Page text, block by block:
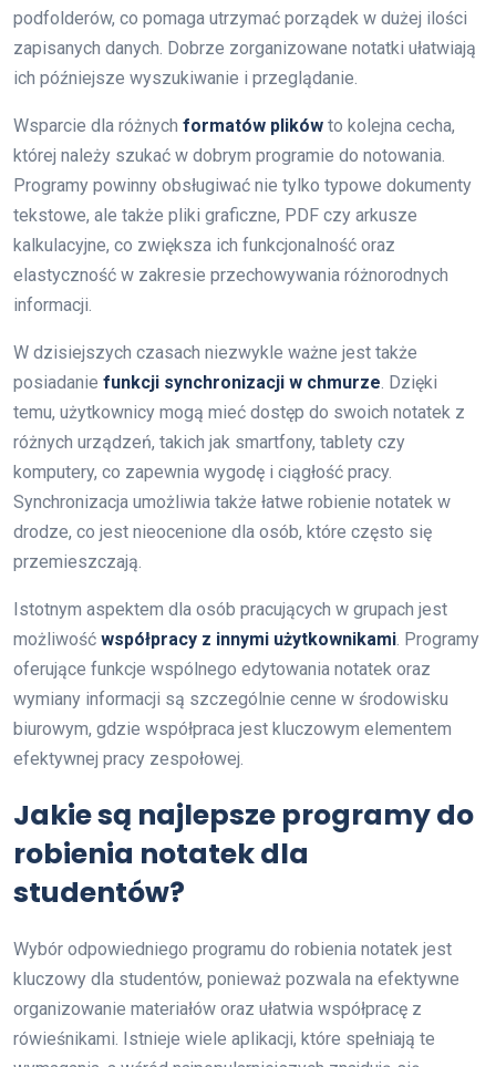
podfolderów, co pomaga utrzymać porządek w dużej ilości
zapisanych danych. Dobrze zorganizowane notatki ułatwiają
ich późniejsze wyszukiwanie i przeglądanie.
Wsparcie dla różnych formatów plików to kolejna cecha,
której należy szukać w dobrym programie do notowania.
Programy powinny obsługiwać nie tylko typowe dokumenty
tekstowe, ale także pliki graficzne, PDF czy arkusze
kalkulacyjne, co zwiększa ich funkcjonalność oraz
elastyczność w zakresie przechowywania różnorodnych
informacji.
W dzisiejszych czasach niezwykle ważne jest także
posiadanie funkcji synchronizacji w chmurze . Dzięki
temu, użytkownicy mogą mieć dostęp do swoich notatek z
różnych urządzeń, takich jak smartfony, tablety czy
komputery, co zapewnia wygodę i ciągłość pracy.
Synchronizacja umożliwia także łatwe robienie notatek w
drodze, co jest nieocenione dla osób, które często się
przemieszczają.
Istotnym aspektem dla osób pracujących w grupach jest
możliwość współpracy z innymi użytkownikami . Programy
oferujące funkcje wspólnego edytowania notatek oraz
wymiany informacji są szczególnie cenne w środowisku
biurowym, gdzie współpraca jest kluczowym elementem
efektywnej pracy zespołowej.
Jakie są najlepsze programy do
robienia notatek dla
studentów?
Wybór odpowiedniego programu do robienia notatek jest
kluczowy dla studentów, ponieważ pozwala na efektywne
organizowanie materiałów oraz ułatwia współpracę z
rówieśnikami. Istnieje wiele aplikacji, które spełniają te